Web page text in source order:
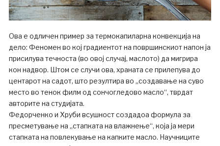
Ова е одличен пример за термокапиларна конвекција на
дело: Феномен во кој градиентот на површинскиот напон ја
присилува течноста (во овој случај, маслото) да мигрира
кон надвор. Штом се случи ова, храната се прилепува до
центарот на садот, што резултира во „создавање на суво
место во тенок филм од сончогледово масло“, тврдат
авторите на студијата.
Федорченко и Хруби всушност создадоа формула за
пресметување на „стапката на влажнење“, која ја мери
стапката на повлекување на капките масло. Научниците